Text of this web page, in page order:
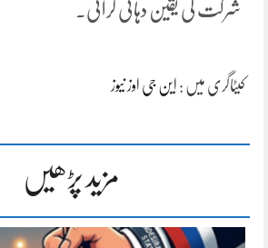
شرکت کی یقین دہانی کرائی۔
کیٹاگری میں : این جی اوز نیوز
مزید پڑھیں